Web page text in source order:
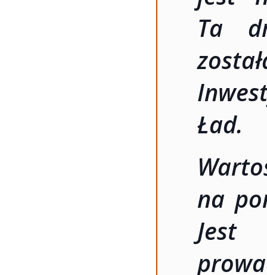
Ta
Ład.
na